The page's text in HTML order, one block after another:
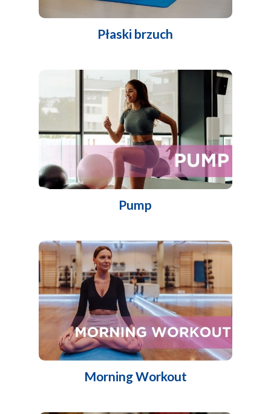
Płaski brzuch
Pump
Morning Workout